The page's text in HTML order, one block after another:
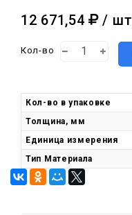
12 671,54 / шт
Кол-во
Кол-во в упаковке
Толщина, мм
Единица измерения
Тип Материала